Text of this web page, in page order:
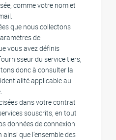
comme votre nom et
que nous collectons
de
vous avez définis
du service tiers,
donc à consulter la
applicable au
dans votre contrat
souscrits, en tout
données de connexion
que l’ensemble des